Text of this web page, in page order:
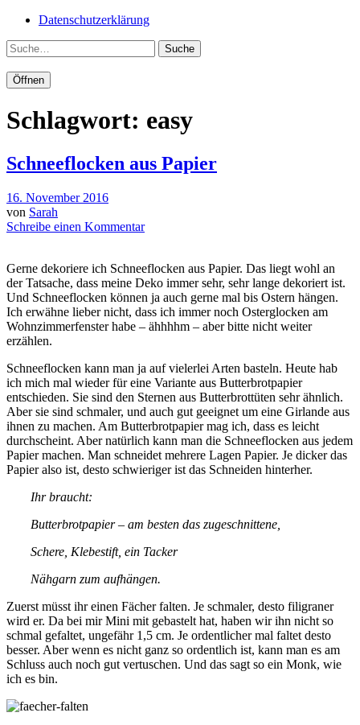
Datenschutzerklärung
Suche
Öffnen
Schlagwort: easy
Schneeflocken aus Papier
16. November 2016
von Sarah
Schreibe einen Kommentar
Gerne dekoriere ich Schneeflocken aus Papier. Das liegt wohl an
der Tatsache, dass meine Deko immer sehr, sehr lange dekoriert ist.
Und Schneeflocken können ja auch gerne mal bis Ostern hängen.
Ich erwähne lieber nicht, dass ich immer noch Osterglocken am
Wohnzimmerfenster habe – ähhhhm – aber bitte nicht weiter
erzählen.
Schneeflocken kann man ja auf vielerlei Arten basteln. Heute hab
ich mich mal wieder für eine Variante aus Butterbrotpapier
entschieden. Sie sind den Sternen aus Butterbrottüten sehr ähnlich.
Aber sie sind schmaler, und auch gut geeignet um eine Girlande aus
ihnen zu machen. Am Butterbrotpapier mag ich, dass es leicht
durchscheint. Aber natürlich kann man die Schneeflocken aus jedem
Papier machen. Man schneidet mehrere Lagen Papier. Je dicker das
Papier also ist, desto schwieriger ist das Schneiden hinterher.
Ihr braucht:
Butterbrotpapier – am besten das zugeschnittene,
Schere, Klebestift, ein Tacker
Nähgarn zum aufhängen.
Zuerst müsst ihr einen Fächer falten. Je schmaler, desto filigraner
wird er. Da bei mir Mini mit gebastelt hat, haben wir ihn nicht so
schmal gefaltet, ungefähr 1,5 cm. Je ordentlicher mal faltet desto
besser. Aber wenn es nicht ganz so ordentlich ist, kann man es am
Schluss auch noch gut vertuschen. Und das sagt so ein Monk, wie
ich es bin.